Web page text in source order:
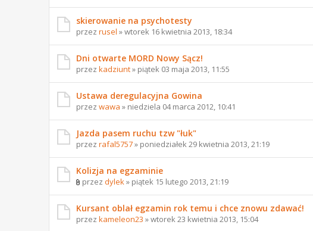
skierowanie na psychotesty
przez rusel » wtorek 16 kwietnia 2013, 18:34
Dni otwarte MORD Nowy Sącz!
przez kadziunt» piątek 03 maja 2013, 11:55
Ustawa deregulacyjna Gowina
przez wawa » niedziela 04 marca 2012, 10:41
Jazda pasem ruchu tzw "łuk"
przez rafal5757» poniedziałek 29 kwietnia 2013, 21:19
Kolizja na egzaminie
przez dylek » piątek 15 lutego 2013, 21:19
Kursant oblał egzamin rok temu i chce znowu zdawać!
przez kameleon23 » wtorek 23 kwietnia 2013, 15:04